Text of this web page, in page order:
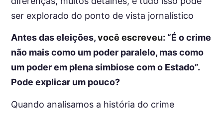
ser explorado do ponto de vista jornalístico
Antes das eleições,você escreveu: “É o crime
não mais como um poder paralelo, mas como
um poder em plena simbiose com o Estado”.
Pode explicar um pouco?
Quando analisamos a história do crime